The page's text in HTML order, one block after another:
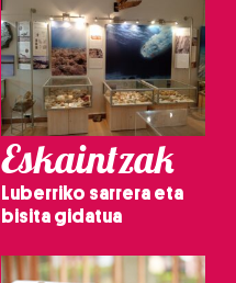
Eskaintzak
Luberriko sarrera eta
bisita gidatua